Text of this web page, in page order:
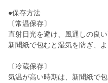
●保存方法
〔常温保存〕
直射日光を避け、風通しの良
新聞紙で包むと湿気を防ぎ、よ
〔冷蔵保存〕
気温が高い時期は、新聞紙で